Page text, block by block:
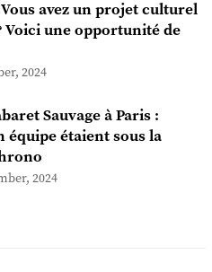
Vous avez un projet culturel
Voici une opportunité de
2024
Sauvage à Paris :
équipe étaient sous la
2024